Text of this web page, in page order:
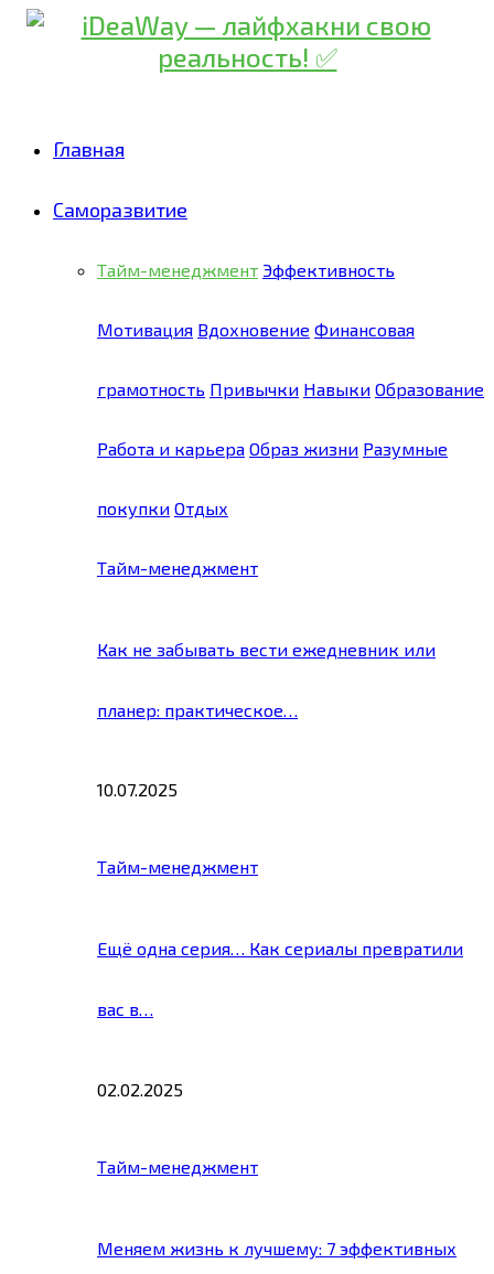
Главная
Саморазвитие
Тайм-менеджмент Эффективность
Мотивация Вдохновение Финансовая
грамотность Привычки Навыки Образование
Работа и карьера Образ жизни Разумные
покупки Отдых
Тайм-менеджмент
Как не забывать вести ежедневник или
планер: практическое…
10.07.2025
Тайм-менеджмент
Ещё одна серия… Как сериалы превратили
вас в…
02.02.2025
Тайм-менеджмент
Меняем жизнь к лучшему: 7 эффективных